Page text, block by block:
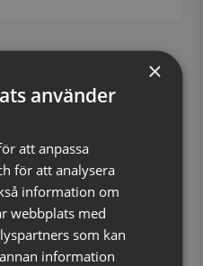
009
×
använder
att anpassa
för att analysera
information om
webbplats med
som kan
information